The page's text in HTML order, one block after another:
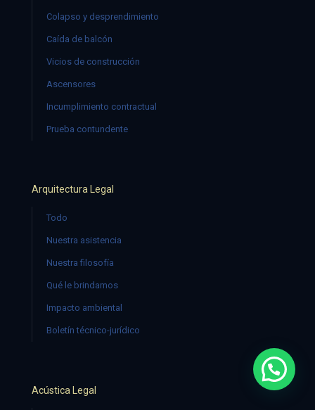
Colapso y desprendimiento
Caída de balcón
Vicios de construcción
Ascensores
Incumplimiento contractual
Prueba contundente
Arquitectura Legal
Todo
Nuestra asistencia
Nuestra filosofía
Qué le brindamos
Impacto ambiental
Boletín técnico-jurídico
Acústica Legal